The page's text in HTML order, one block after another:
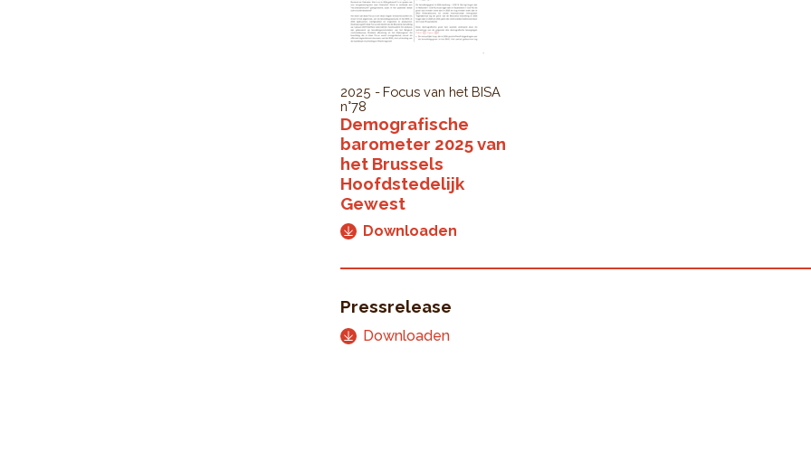
2025
Focus van het BISA
n°78
Demografische
barometer 2025 van
het Brussels
Hoofdstedelijk
Gewest
Downloaden
Pressrelease
Downloaden